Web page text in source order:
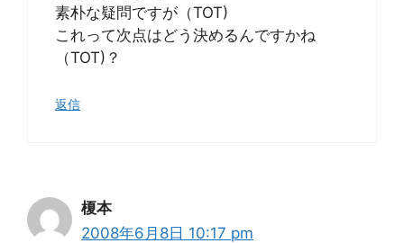
素朴な疑問ですが（TOT)
これって次点はどう決めるんですかね
（TOT)？
返信
榎本
2008年6月8日 10:17 pm